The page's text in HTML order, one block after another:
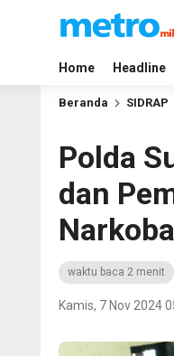
Home Headline
Beranda SIDRAP
Polda
dan
Narkoba
waktu baca 2 menit
Kamis, 7 Nov 2024